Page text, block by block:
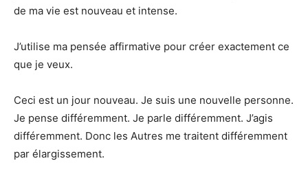
de ma vie est nouveau et intense.
J’utilise ma pensée affirmative pour créer exactement ce
que je veux.
Ceci est un jour nouveau. Je suis une nouvelle personne.
Je pense différemment. Je parle différemment. J’agis
différemment. Donc les Autres me traitent différemment
par élargissement.